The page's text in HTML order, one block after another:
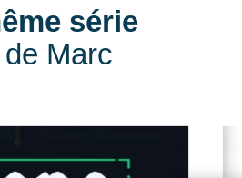
série
Marc